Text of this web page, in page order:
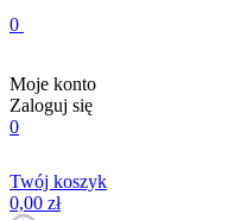
0
Moje konto
Zaloguj się
0
Twój koszyk
0,00 zł